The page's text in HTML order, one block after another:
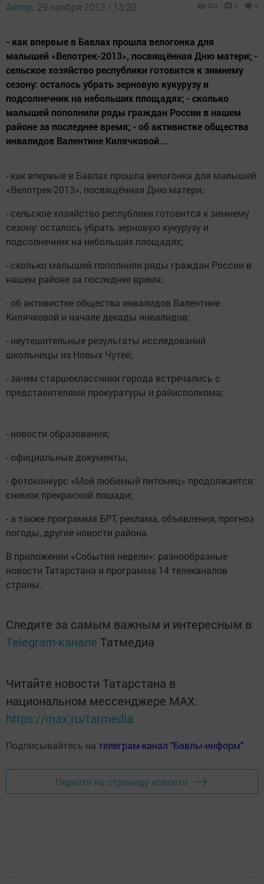
Автор, 29 ноября 2013 - 13:20 622 0 0
- как впервые в Бавлах прошла велогонка для
малышей «Велотрек-2013», посвящённая Дню матери; -
сельское хозяйство республики готовится к зимнему
сезону: осталось убрать зерновую кукурузу и
подсолнечник на небольших площадях; - сколько
малышей пополнили ряды граждан России в нашем
районе за последнее время; - об активистке общества
инвалидов Валентине Килячковой...
- как впервые в Бавлах прошла велогонка для малышей
«Велотрек-2013», посвящённая Дню матери;
- сельское хозяйство республики готовится к зимнему
сезону: осталось убрать зерновую кукурузу и
подсолнечник на небольших площадях;
- сколько малышей пополнили ряды граждан России в
нашем районе за последнее время;
- об активистке общества инвалидов Валентине
Килячковой и начале декады инвалидов;
- неутешительные результаты исследований
школьницы из Новых Чутей;
- зачем старшеклассники города встречались с
представителями прокуратуры и райисполкома;
- новости образования;
- официальные документы;
- фотоконкурс «Мой любимый питомец» продолжается:
снимок прекрасной лошади;
- а также программа БРТ, реклама, объявления, прогноз
погоды, другие новости района.
В приложении «События недели»: разнообразные
новости Татарстана и программа 14 телеканалов
страны.
Следите за самым важным и интересным в
Telegram-канале Татмедиа
Читайте новости Татарстана в
национальном мессенджере MАХ:
https://max.ru/tatmedia
Подписывайтесь на телеграм-канал "Бавлы-информ"
Перейти на страницу новости